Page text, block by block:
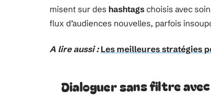
misent sur des hashtagschoisis avec
flux d’audiences nouvelles, parfois
A lire aussi : Les meilleures stratégies
Dialoguer sans filtre